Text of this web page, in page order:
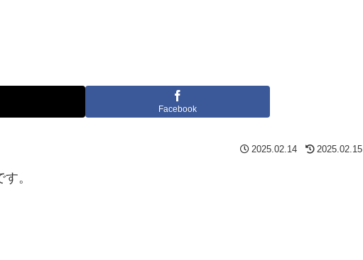
Facebook
2025.02.14 2025.02.15
。